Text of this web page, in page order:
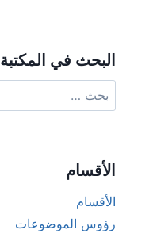
البحث في المكتبة
عن:
الأقسام
الأقسام
رؤوس الموضوعات